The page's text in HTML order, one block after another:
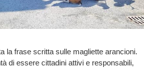
la frase scritta sulle magliette arancioni.
di essere cittadini attivi e responsabili,